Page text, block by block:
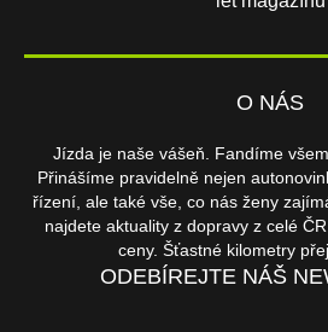
O NÁS
Jízda je naše vášeň. Fandíme
Přinášíme pravidelně nejen
řízení, ale také vše, co nás ženy
najdete aktuality z dopravy z celé
ceny. Šťastné kilometry
ODEBÍREJTE NÁŠ